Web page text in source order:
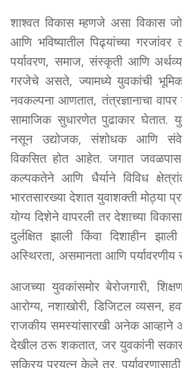
शाश्वत विकास म्हणजे असा विकास
आणि भविष्यातील पिढ्यांच्या
पर्यावरण, समाज, संस्कृती आणि
गरजेचे असते, ज्यामध्ये युवकांची
नवकल्पना आणतात, तंत्रज्ञानाचा
सामाजिक सुधारणेत पुढाकार घेतात.
नसून उद्योजक, संशोधक आणि
विकसित होत आहेत. जगात
कल्पकतेने आणि धैर्याने विविध
भारतसारख्या देशात युवाशक्ती मोठ्या
योग्य दिशेने वापरली तर देशाच्या
दुर्लक्षित झाली किंवा दिशाहीन
अस्थिरता, असमानता आणि
आजच्या युवकांसमोर बेरोजगारी,
आरोग्य, नशाखोरी, डिजिटल व्यसन,
राजकीय समस्यांसारखी अनेक आव्हाने
देखील ठरू शकतात, जर युवकांनी
सक्रिय प्रयत्न केले तर. पर्यावरणासाठी